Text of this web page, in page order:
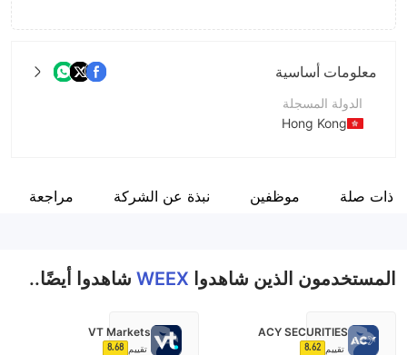
معلومات أساسية
الدولة المسجلة
Hong Kong
اسم الشركةذات صلة موظفين نبذة عن الشركة مراجعة
المستخدمون الذين شاهدوا WEEX شاهدوا أيضًا..
ACY SECURITIES
تقييم 8.62
VT Markets
تقييم 8.68